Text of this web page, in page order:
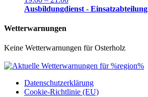
Ausbildungdienst - Einsatzabteilung
Wetterwarnungen
Keine Wetterwarnungen für Osterholz
Datenschutzerklärung
Cookie-Richtlinie (EU)